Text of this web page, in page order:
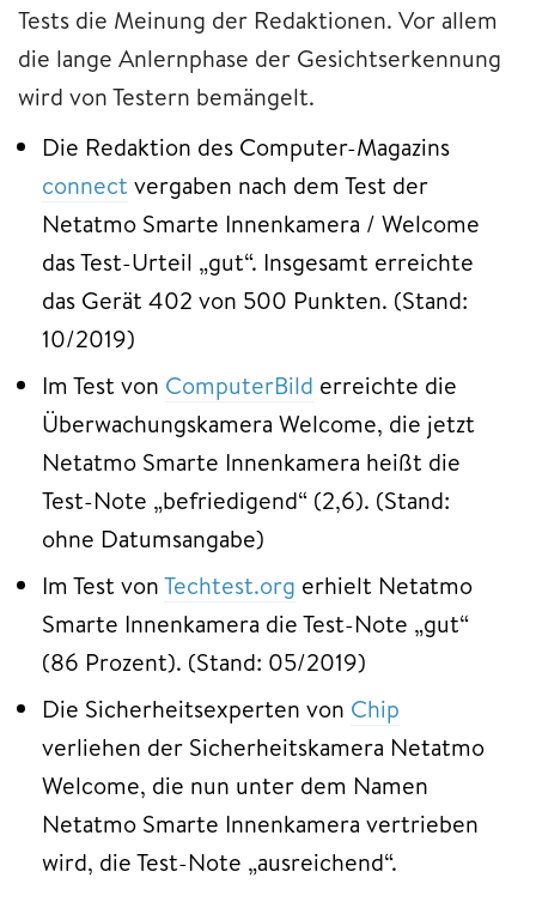
Tests die Meinung der Redaktionen. Vor allem
die lange Anlernphase der Gesichtserkennung
wird von Testern bemängelt.
Die Redaktion des Computer-Magazins
connect vergaben nach dem Test der
Netatmo Smarte Innenkamera / Welcome
das Test-Urteil „gut“. Insgesamt erreichte
das Gerät 402 von 500 Punkten. (Stand:
10/2019)
Im Test von ComputerBild erreichte die
Überwachungskamera Welcome, die jetzt
Netatmo Smarte Innenkamera heißt die
Test-Note „befriedigend“ (2,6). (Stand:
ohne Datumsangabe)
Im Test vonTechtest.org erhielt Netatmo
Smarte Innenkamera die Test-Note „gut“
(86 Prozent). (Stand: 05/2019)
Die Sicherheitsexperten von Chip
verliehen der Sicherheitskamera Netatmo
Welcome, die nun unter dem Namen
Netatmo Smarte Innenkamera vertrieben
wird, die Test-Note „ausreichend“.